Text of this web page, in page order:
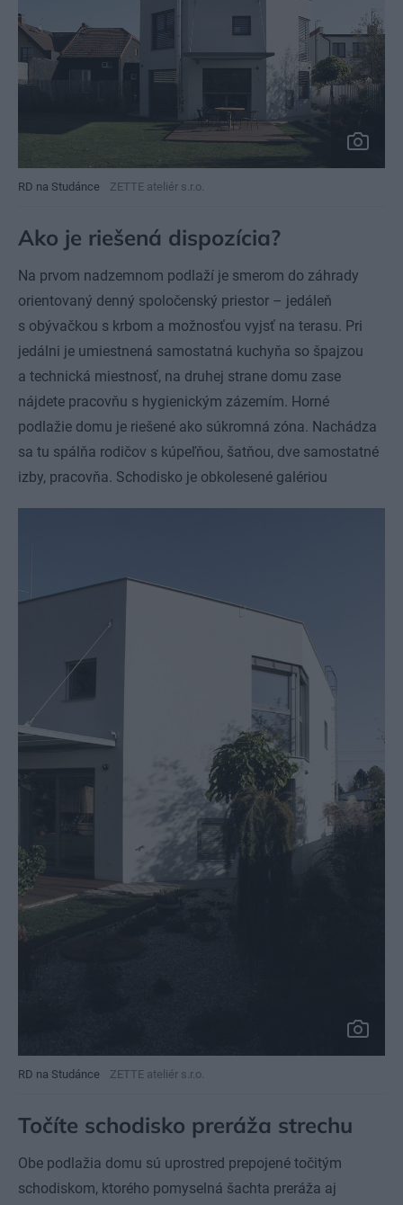
RD na Studánce ZETTE ateliér s.r.o.
Ako je riešená dispozícia?
Na prvom nadzemnom podlaží je smerom do záhrady
orientovaný denný spoločenský priestor – jedáleň
s obývačkou s krbom a možnosťou vyjsť na terasu. Pri
jedálni je umiestnená samostatná kuchyňa so špajzou
a technická miestnosť, na druhej strane domu zase
nájdete pracovňu s hygienickým zázemím. Horné
podlažie domu je riešené ako súkromná zóna. Nachádza
sa tu spálňa rodičov s kúpeľňou, šatňou, dve samostatné
izby, pracovňa. Schodisko je obkolesené galériou
RD na Studánce ZETTE ateliér s.r.o.
Točíte schodisko preráža strechu
Obe podlažia domu sú uprostred prepojené točitým
schodiskom, ktorého pomyselná šachta preráža aj